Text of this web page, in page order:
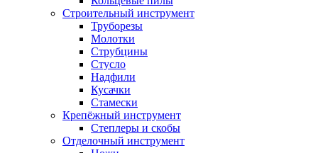
Строительный инструмент
Труборезы
Молотки
Струбцины
Стусло
Надфили
Кусачки
Стамески
Крепёжный инструмент
Степлеры и скобы
Отделочный инструмент